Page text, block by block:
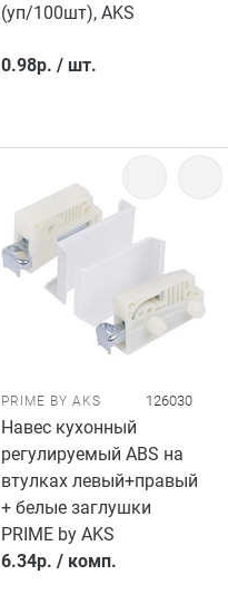
(уп/100шт), AKS
0.98р. / шт.
PRIME BY AKS 126030
Навес кухонный
регулируемый ABS на
втулках левый+правый
+ белые заглушки
PRIME by AKS
6.34р. / комп.